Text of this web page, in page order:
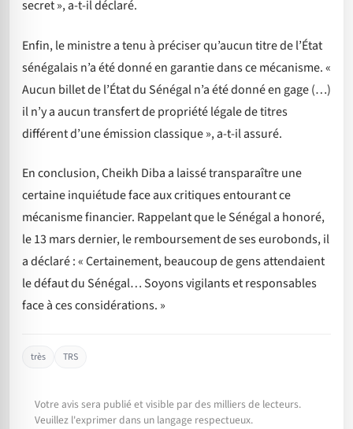
secret », a-t-il déclaré.
Enfin, le ministre a tenu à préciser qu’aucun titre de l’État
sénégalais n’a été donné en garantie dans ce mécanisme. «
Aucun billet de l’État du Sénégal n’a été donné en gage (…)
il n’y a aucun transfert de propriété légale de titres
différent d’une émission classique », a-t-il assuré.
En conclusion, Cheikh Diba a laissé transparaître une
certaine inquiétude face aux critiques entourant ce
mécanisme financier. Rappelant que le Sénégal a honoré,
le 13 mars dernier, le remboursement de ses eurobonds, il
a déclaré : « Certainement, beaucoup de gens attendaient
le défaut du Sénégal… Soyons vigilants et responsables
face à ces considérations. »
très TRS
Votre avis sera publié et visible par des milliers de lecteurs.
Veuillez l'exprimer dans un langage respectueux.